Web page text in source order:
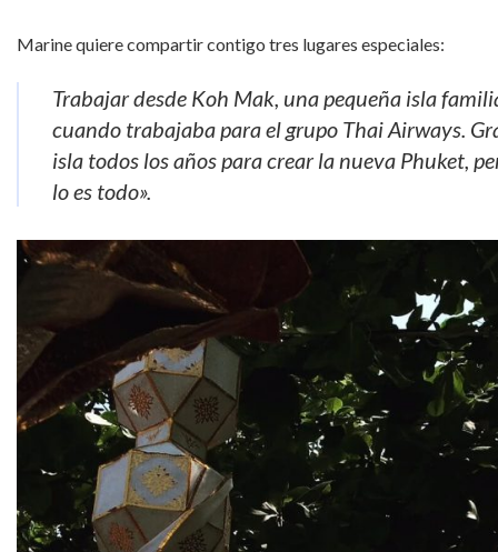
Marine quiere compartir contigo tres lugares especiales:
Trabajar desde Koh Mak, una pequeña isla
cuando trabajaba para el grupo Thai Airways.
isla todos los años para crear la nueva Phuket,
lo es todo».